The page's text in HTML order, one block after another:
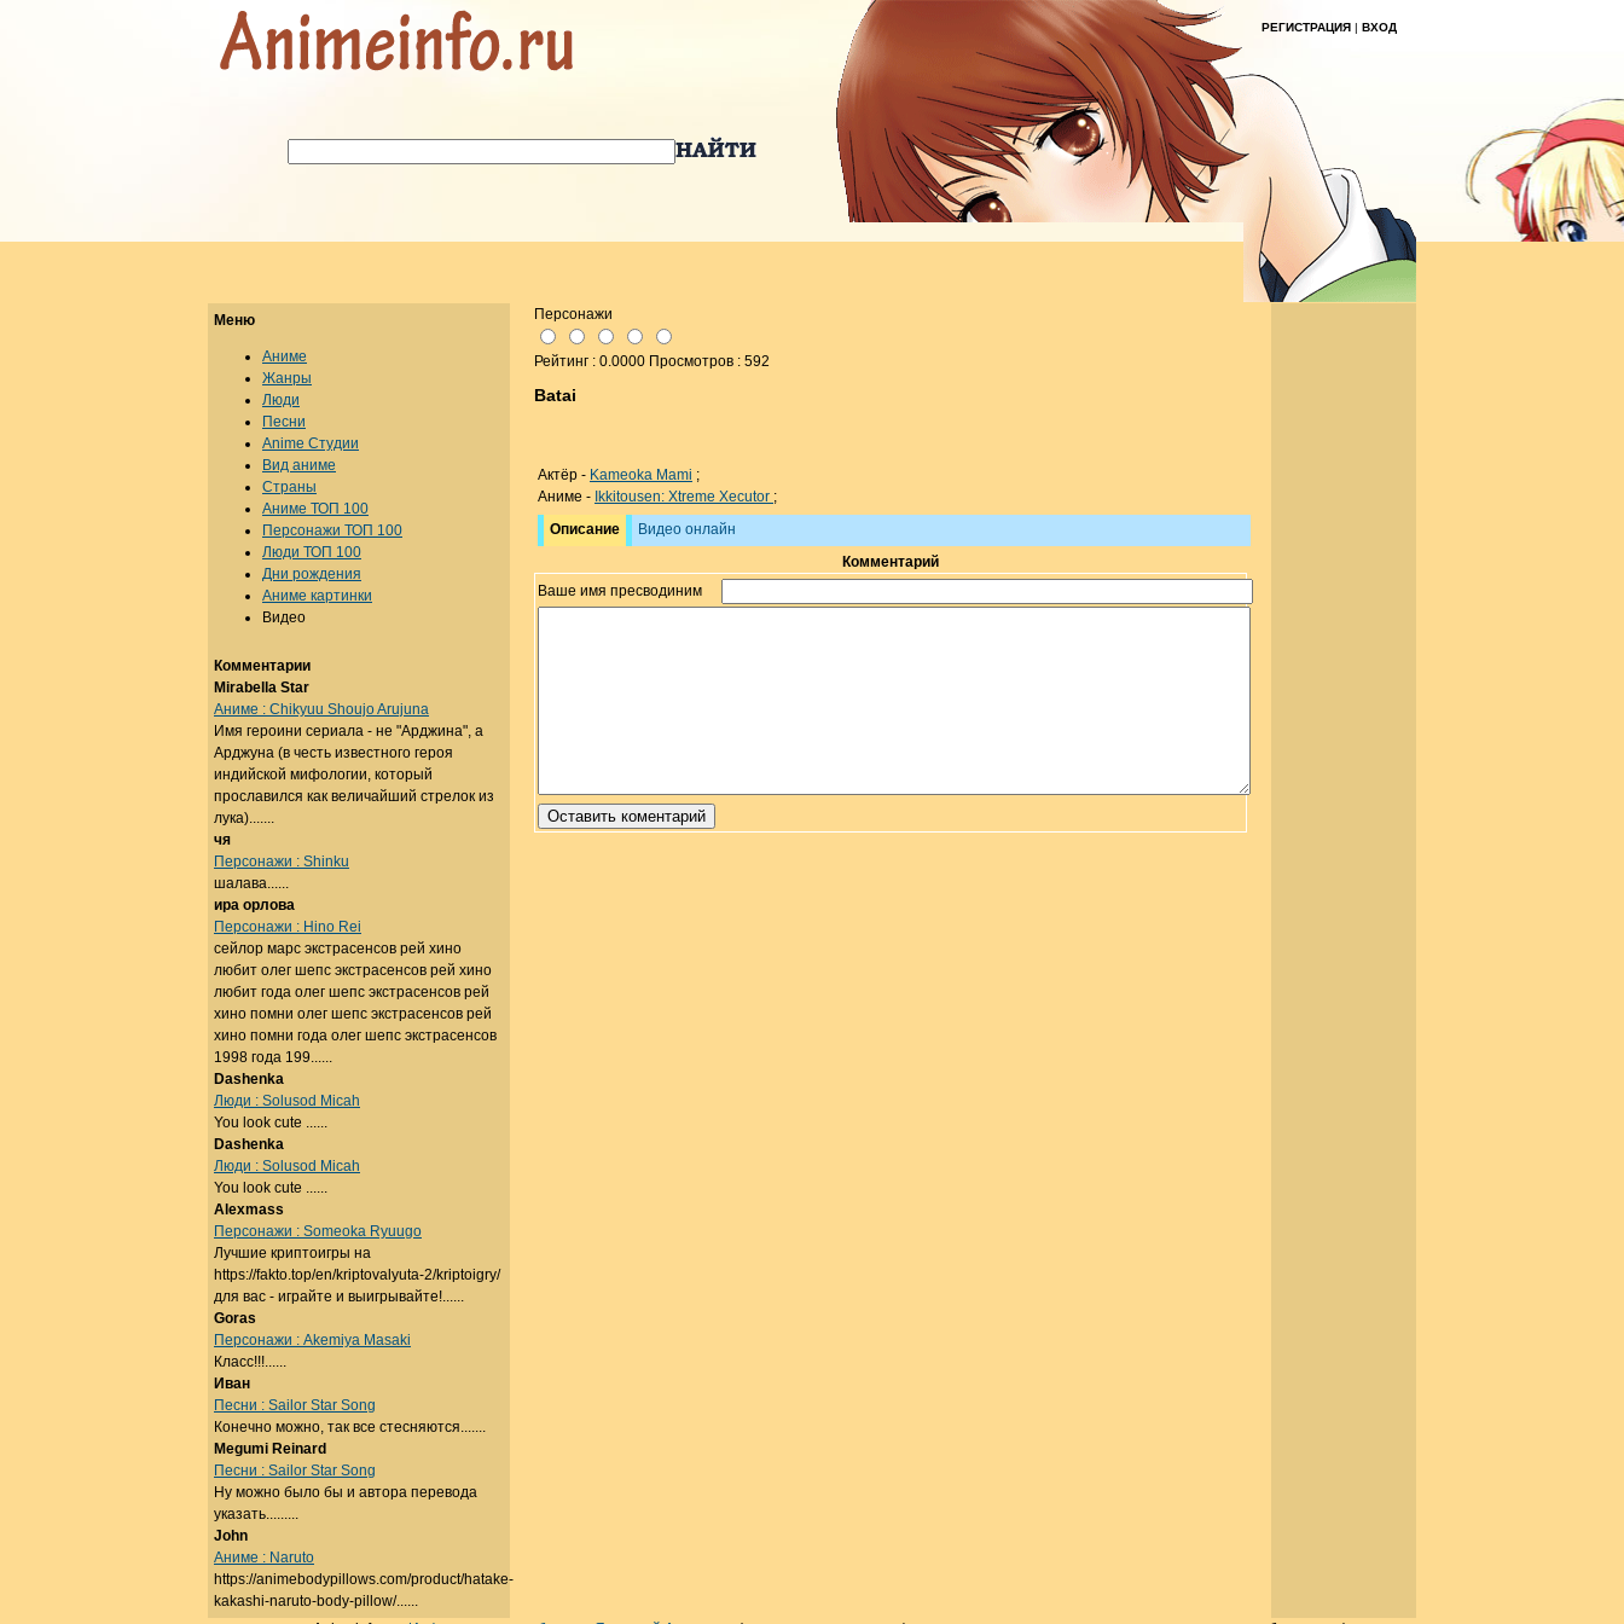
РЕГИСТРАЦИЯ | ВХОД
Персонажи
Рейтинг : 0.0000 Просмотров : 592
Batai
Актёр - Kameoka Mami ;
Аниме - Ikkitousen: Xtreme Xecutor ;
Описание
Видео онлайн
Комментарий
Ваше имя пресводиним
Меню
Аниме
Жанры
Люди
Песни
Anime Студии
Вид аниме
Страны
Аниме ТОП 100
Персонажи ТОП 100
Люди ТОП 100
Дни рождения
Аниме картинки
Видео
Комментарии
Mirabella Star
Аниме : Chikyuu Shoujo Arujuna
Имя героини сериала - не "Арджина", а
Арджуна (в честь известного героя
индийской мифологии, который
прославился как величайший стрелок из
лука).......
чя
Персонажи : Shinku
шалава......
ира орлова
Персонажи : Hino Rei
сейлор марс экстрасенсов рей хино
любит олег шепс экстрасенсов рей хино
любит года олег шепс экстрасенсов рей
хино помни олег шепс экстрасенсов рей
хино помни года олег шепс экстрасенсов
1998 года 199......
Dashenka
Люди : Solusod Micah
You look cute ......
Dashenka
Люди : Solusod Micah
You look cute ......
Alexmass
Персонажи : Someoka Ryuugo
Лучшие криптоигры на
https://fakto.top/en/kriptovalyuta-2/kriptoigry/
для вас - играйте и выигрывайте!......
Goras
Персонажи : Akemiya Masaki
Класс!!!......
Иван
Песни : Sailor Star Song
Конечно можно, так все стесняются.......
Megumi Reinard
Песни : Sailor Star Song
Ну можно было бы и автора перевода
указать.........
John
Аниме : Naruto
https://animebodypillows.com/product/hatake-
kakashi-naruto-body-pillow/......